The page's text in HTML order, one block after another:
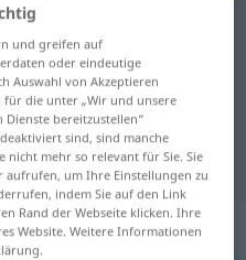
und greifen auf
oder eindeutige
Auswahl von Akzeptieren
für die unter „Wir und unsere
bereitzustellen“
sind, sind manche
nicht mehr so relevant für Sie. Sie
aufrufen, um Ihre Einstellungen zu
indem Sie auf den Link
Rand der Webseite klicken. Ihre
Website. Weitere Informationen